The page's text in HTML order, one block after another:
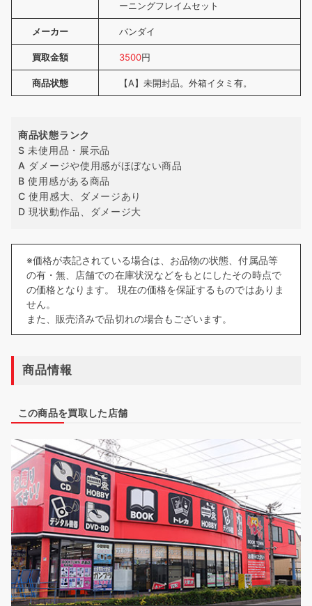
ーニングフレイムセット
メーカー バンダイ
買取金額 3500円
商品状態 【A】未開封品。外箱イタミ有。
商品状態ランク
S 未使用品・展示品
A ダメージや使用感がほぼない商品
B 使用感がある商品
C 使用感大、ダメージあり
D 現状動作品、ダメージ大
※価格が表記されている場合は、お品物の状態、付属品等
の有・無、店舗での在庫状況などをもとにしたその時点で
の価格となります。 現在の価格を保証するものではありま
せん。
また、販売済みで品切れの場合もございます。
商品情報
この商品を買取した店舗